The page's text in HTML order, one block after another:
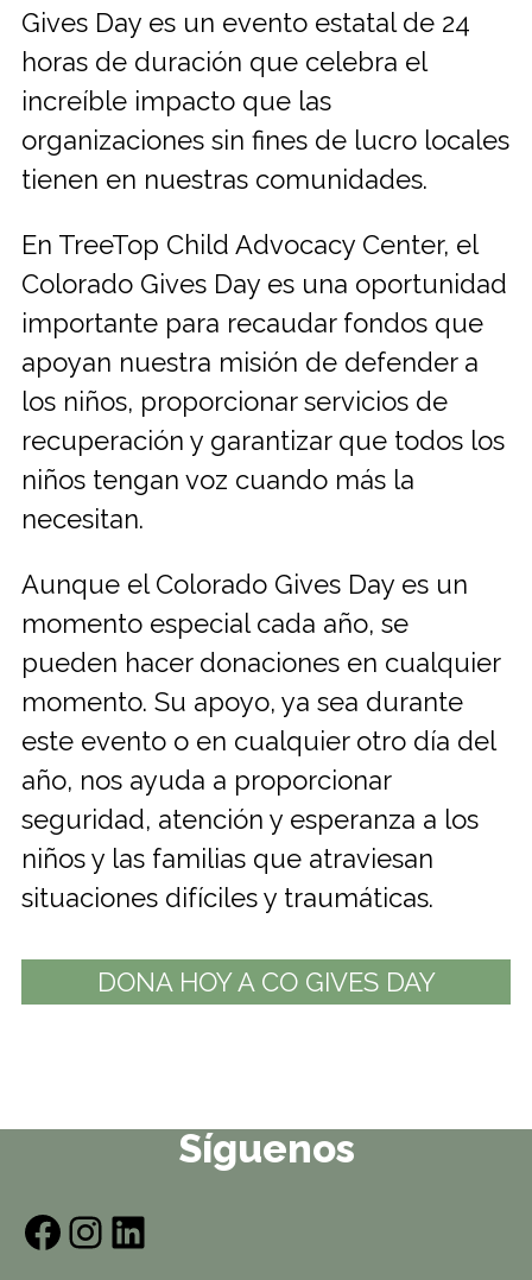
Gives Day es un evento estatal de 24
horas de duración que celebra el
increíble impacto que las
organizaciones sin fines de lucro locales
tienen en nuestras comunidades.
En TreeTop Child Advocacy Center, el
Colorado Gives Day es una oportunidad
importante para recaudar fondos que
apoyan nuestra misión de defender a
los niños, proporcionar servicios de
recuperación y garantizar que todos los
niños tengan voz cuando más la
necesitan.
Aunque el Colorado Gives Day es un
momento especial cada año, se
pueden hacer donaciones en cualquier
momento. Su apoyo, ya sea durante
este evento o en cualquier otro día del
año, nos ayuda a proporcionar
seguridad, atención y esperanza a los
niños y las familias que atraviesan
situaciones difíciles y traumáticas.
DONA HOY A CO GIVES DAY
Síguenos
Facebook
Instagram
LinkedIn